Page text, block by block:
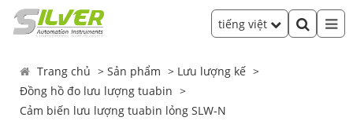
tiếng việt
Trang chủ Sản phẩm
Lưu lượng kế
Đồng hồ đo lưu lượng tuabin
Cảm biến lưu lượng tuabin lỏng SLW-N